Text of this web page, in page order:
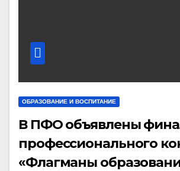
ОБРАЗОВАНИЕ И ВОСПИТАНИЕ
В ПФО объявлены
профессионального
«Флагманы